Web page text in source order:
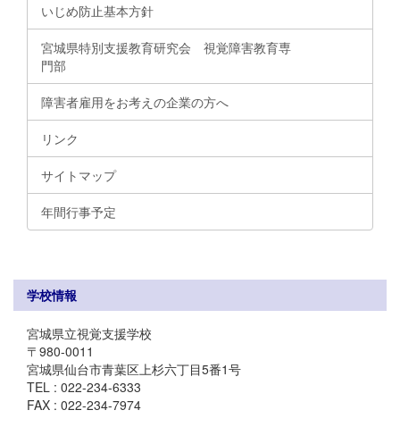
いじめ防止基本方針
宮城県特別支援教育研究会 視覚障害教育専
門部
障害者雇用をお考えの企業の方へ
リンク
サイトマップ
年間行事予定
学校情報
宮城県立視覚支援学校
〒980-0011
宮城県仙台市青葉区上杉六丁目5番1号
TEL : 022-234-6333
FAX : 022-234-7974